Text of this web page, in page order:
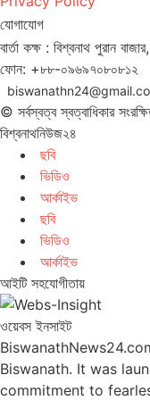
যোগাযোগ
বার্তা কক্ষ : বিশ্বনাথ পুরান
ফোন: +৮৮-০৯৬৯৭০৮০৮১২
© সর্বস্বত্ব স্বত্বাধিকার
বিশ্বনাথনিউজ২৪
ছবি
ভিডিও
আর্কাইভ
ছবি
ভিডিও
আর্কাইভ
আইটি সহযোগীতায়
ওয়েবস ইনসাইট
Biswanath. It was
commitment to